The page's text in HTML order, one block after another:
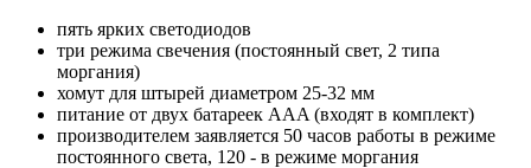
пять ярких светодиодов
три режима свечения (постоянный свет, 2 типа
моргания)
хомут для штырей диаметром 25-32 мм
питание от двух батареек AAA (входят в комплект)
производителем заявляется 50 часов работы в режиме
постоянного света, 120 - в режиме моргания